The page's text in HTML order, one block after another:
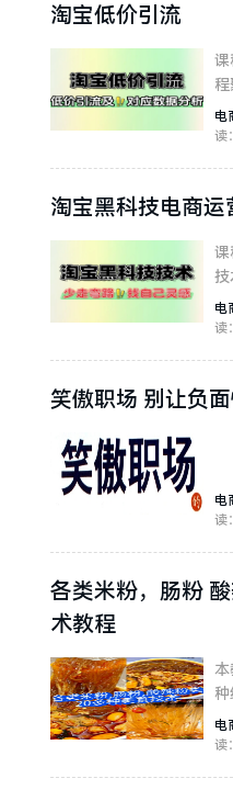
场
淘宝低价引流
课
程
助
注
场
电
读
淘宝黑科技电商运
课
技
栏
在
电
读
笑傲职场 别让负
电
读
各类米粉，肠粉
术教程
本
种
烹
电
读